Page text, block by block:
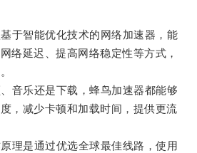
智能优化技术的网络加速器，能
络延迟、提高网络稳定性等方式，
乐还是下载，蜂鸟加速器都能够
，减少卡顿和加载时间，提供更流
是通过优选全球最佳线路，使用